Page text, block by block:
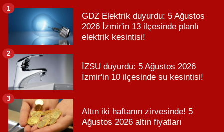
GDZ Elektrik duyurdu: 5 Ağustos
2026 İzmir'in 13 ilçesinde planlı
elektrik kesintisi!
1
İZSU duyurdu: 5 Ağustos 2026
İzmir'in 10 ilçesinde su kesintisi!
2
Altın iki haftanın zirvesinde! 5
Ağustos 2026 altın fiyatları
3